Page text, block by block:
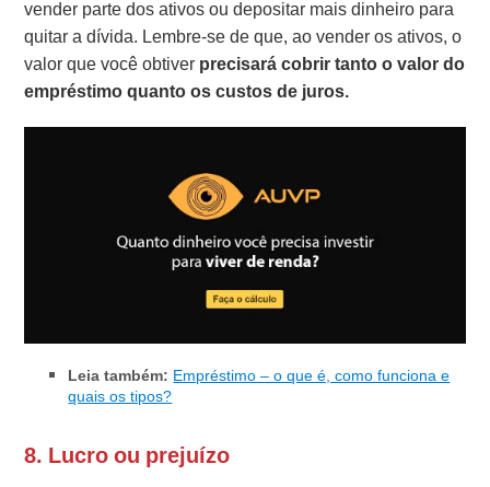
vender parte dos ativos ou depositar mais dinheiro para
quitar a dívida. Lembre-se de que, ao vender os ativos, o
valor que você obtiver precisará cobrir tanto o valor do
empréstimo quanto os custos de juros.
Leia também: Empréstimo – o que é, como funciona e
quais os tipos?
8. Lucro ou prejuízo